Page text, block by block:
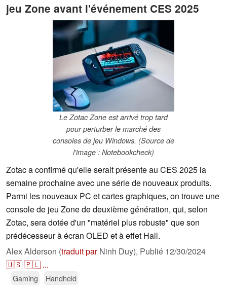
jeu Zone avant l'événement CES 2025
Le Zotac Zone est arrivé trop tard
pour perturber le marché des
consoles de jeu Windows. (Source de
l'image : Notebookcheck)
Zotac a confirmé qu'elle serait présente au CES 2025 la
semaine prochaine avec une série de nouveaux produits.
Parmi les nouveaux PC et cartes graphiques, on trouve une
console de jeu Zone de deuxième génération, qui, selon
Zotac, sera dotée d'un "matériel plus robuste" que son
prédécesseur à écran OLED et à effet Hall.
Alex Alderson (traduit parNinh Duy), Publié 12/30/2024
🇺🇸🇵🇱 ...
Gaming Handheld